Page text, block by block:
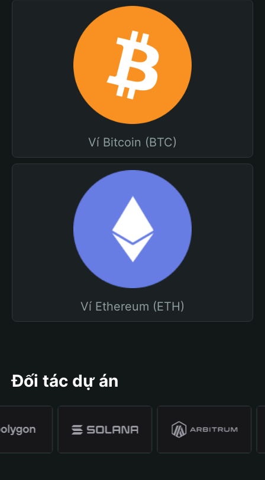
Ví Bitcoin (BTC)
Ví Ethereum (ETH)
Đối tác dự án